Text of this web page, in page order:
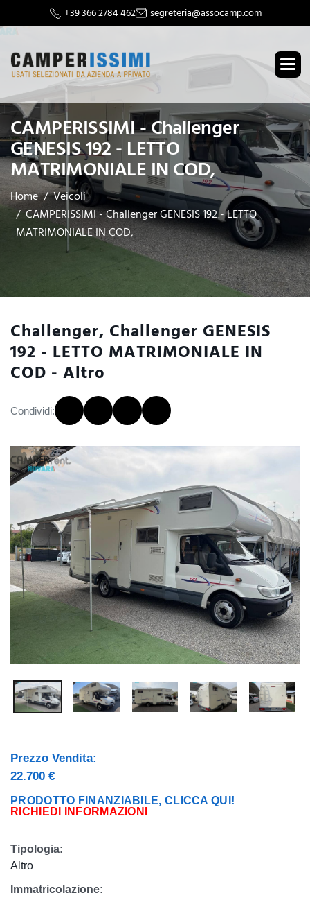
+39 366 2784 462 segreteria@assocamp.com
CAMPERISSIMI - Challenger
GENESIS 192 - LETTO
MATRIMONIALE IN COD,
Home
Veicoli
CAMPERISSIMI - Challenger GENESIS 192 - LETTO
MATRIMONIALE IN COD,
Challenger, Challenger GENESIS
192 - LETTO MATRIMONIALE IN
COD - Altro
Condividi:
Prezzo Vendita:
22.700 €
PRODOTTO FINANZIABILE, CLICCA QUI!
RICHIEDI INFORMAZIONI
Tipologia:
Altro
Immatricolazione: